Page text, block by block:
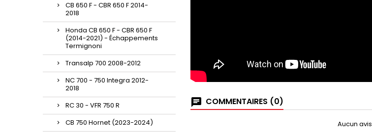
CB 650 F - CBR 650 F 2014-
2018
Honda CB 650 F - CBR 650 F
(2014-2021) - Échappements
Termignoni
Transalp 700 2008-2012
NC 700 - 750 Integra 2012-
2018
RC 30 - VFR 750 R
CB 750 Hornet (2023-2024)
COMMENTAIRES (0)
Aucun